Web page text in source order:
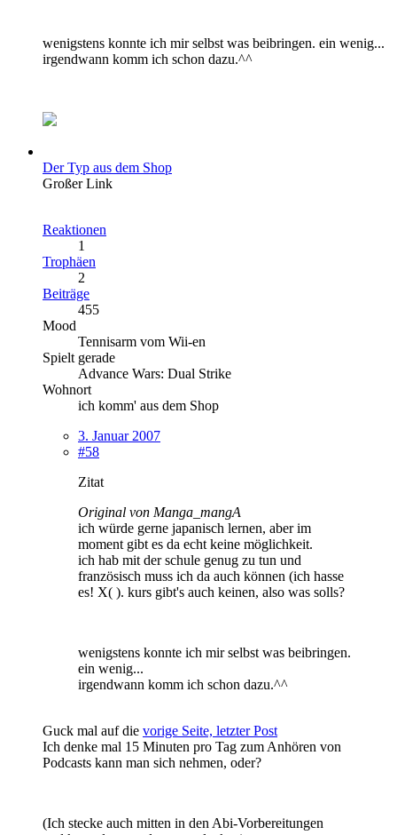
wenigstens konnte ich mir selbst was beibringen. ein wenig...
irgendwann komm ich schon dazu.^^
Der Typ aus dem Shop
Großer Link
Reaktionen
1
Trophäen
2
Beiträge
455
Mood
Tennisarm vom Wii-en
Spielt gerade
Advance Wars: Dual Strike
Wohnort
ich komm' aus dem Shop
3. Januar 2007
#58
Zitat
Original von Manga_mangA
ich würde gerne japanisch lernen, aber im
moment gibt es da echt keine möglichkeit.
ich hab mit der schule genug zu tun und
französisch muss ich da auch können (ich hasse
es! X( ). kurs gibt's auch keinen, also was solls?
wenigstens konnte ich mir selbst was beibringen.
ein wenig...
irgendwann komm ich schon dazu.^^
Guck mal auf die vorige Seite, letzter Post
Ich denke mal 15 Minuten pro Tag zum Anhören von
Podcasts kann man sich nehmen, oder?
(Ich stecke auch mitten in den Abi-Vorbereitungen